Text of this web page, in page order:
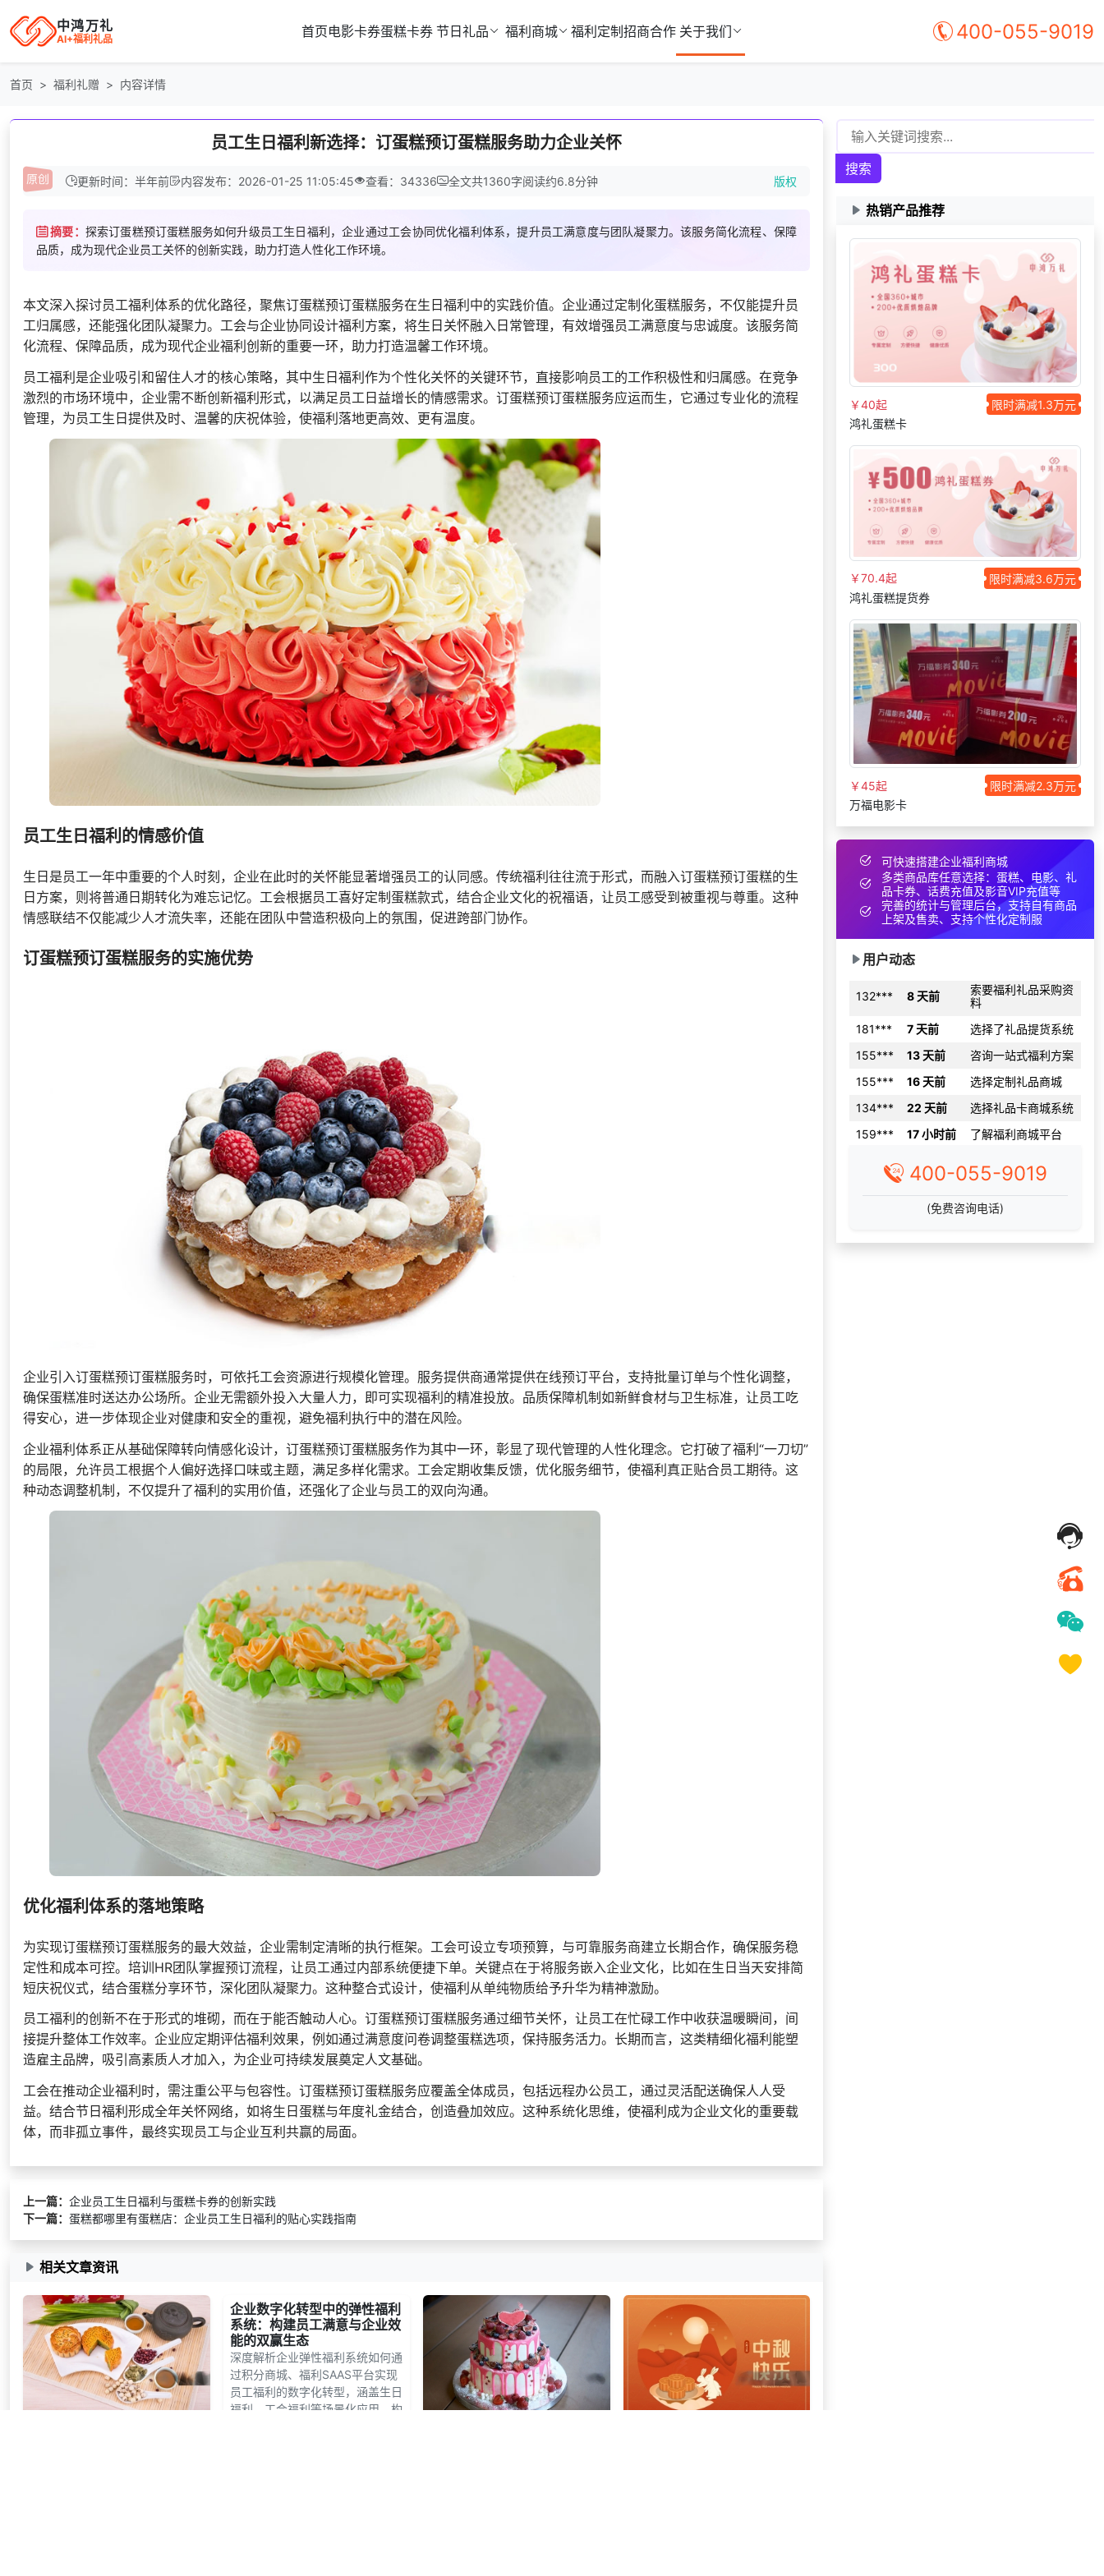
中鸿万礼
AI+福利礼品 首页电影卡券蛋糕卡券 节日礼品 福利商城 福利定制 招商合作 关于我们 400-055-9019
首页 福利礼赠 内容详情
员工生日福利新选择：订蛋糕预订蛋糕服务助力企业关怀
更新时间：半年前 内容发布：2026-01-25 11:05:45 查看：34336 全文共1360字阅读约6.8分钟 版权
摘要： 探索订蛋糕预订蛋糕服务如何升级员工生日福利，企业通过工会协同优化福利体系，提升员工满意度与团队凝聚力。该服务简化流程、保障
品质，成为现代企业员工关怀的创新实践，助力打造人性化工作环境。
本文深入探讨员工福利体系的优化路径，聚焦订蛋糕预订蛋糕服务在生日福利中的实践价值。企业通过定制化蛋糕服务，不仅能提升员
工归属感，还能强化团队凝聚力。工会与企业协同设计福利方案，将生日关怀融入日常管理，有效增强员工满意度与忠诚度。该服务简
化流程、保障品质，成为现代企业福利创新的重要一环，助力打造温馨工作环境。
员工福利是企业吸引和留住人才的核心策略，其中生日福利作为个性化关怀的关键环节，直接影响员工的工作积极性和归属感。在竞争
激烈的市场环境中，企业需不断创新福利形式，以满足员工日益增长的情感需求。订蛋糕预订蛋糕服务应运而生，它通过专业化的流程
管理，为员工生日提供及时、温馨的庆祝体验，使福利落地更高效、更有温度。
员工生日福利的情感价值
生日是员工一年中重要的个人时刻，企业在此时的关怀能显著增强员工的认同感。传统福利往往流于形式，而融入订蛋糕预订蛋糕的生
日方案，则将普通日期转化为难忘记忆。工会根据员工喜好定制蛋糕款式，结合企业文化的祝福语，让员工感受到被重视与尊重。这种
情感联结不仅能减少人才流失率，还能在团队中营造积极向上的氛围，促进跨部门协作。
订蛋糕预订蛋糕服务的实施优势
企业引入订蛋糕预订蛋糕服务时，可依托工会资源进行规模化管理。服务提供商通常提供在线预订平台，支持批量订单与个性化调整，
确保蛋糕准时送达办公场所。企业无需额外投入大量人力，即可实现福利的精准投放。品质保障机制如新鲜食材与卫生标准，让员工吃
得安心，进一步体现企业对健康和安全的重视，避免福利执行中的潜在风险。
企业福利体系正从基础保障转向情感化设计，订蛋糕预订蛋糕服务作为其中一环，彰显了现代管理的人性化理念。它打破了福利“一刀切”
的局限，允许员工根据个人偏好选择口味或主题，满足多样化需求。工会定期收集反馈，优化服务细节，使福利真正贴合员工期待。这
种动态调整机制，不仅提升了福利的实用价值，还强化了企业与员工的双向沟通。
优化福利体系的落地策略
为实现订蛋糕预订蛋糕服务的最大效益，企业需制定清晰的执行框架。工会可设立专项预算，与可靠服务商建立长期合作，确保服务稳
定性和成本可控。培训HR团队掌握预订流程，让员工通过内部系统便捷下单。关键点在于将服务嵌入企业文化，比如在生日当天安排简
短庆祝仪式，结合蛋糕分享环节，深化团队凝聚力。这种整合式设计，使福利从单纯物质给予升华为精神激励。
员工福利的创新不在于形式的堆砌，而在于能否触动人心。订蛋糕预订蛋糕服务通过细节关怀，让员工在忙碌工作中收获温暖瞬间，间
接提升整体工作效率。企业应定期评估福利效果，例如通过满意度问卷调整蛋糕选项，保持服务活力。长期而言，这类精细化福利能塑
造雇主品牌，吸引高素质人才加入，为企业可持续发展奠定人文基础。
工会在推动企业福利时，需注重公平与包容性。订蛋糕预订蛋糕服务应覆盖全体成员，包括远程办公员工，通过灵活配送确保人人受
益。结合节日福利形成全年关怀网络，如将生日蛋糕与年度礼金结合，创造叠加效应。这种系统化思维，使福利成为企业文化的重要载
体，而非孤立事件，最终实现员工与企业互利共赢的局面。
上一篇： 企业员工生日福利与蛋糕卡券的创新实践
下一篇： 蛋糕都哪里有蛋糕店：企业员工生日福利的贴心实践指南
相关文章资讯
企业数字化转型中的弹性福利
系统：构建员工满意与企业效
能的双赢生态
深度解析企业弹性福利系统如何通
过积分商城、福利SAAS平台实现
员工福利的数字化转型，涵盖生日
福利、工会福利等场景化应用，构
搜索
热销产品推荐
￥40起
限时满减1.3万元
鸿礼蛋糕卡
￥70.4起
限时满减3.6万元
鸿礼蛋糕提货券
￥45起
限时满减2.3万元
万福电影卡
可快速搭建企业福利商城
多类商品库任意选择：蛋糕、电影、礼
品卡券、话费充值及影音VIP充值等
完善的统计与管理后台，支持自有商品
上架及售卖、支持个性化定制服
用户动态
132*** 8 天前
索要福利礼品采购资
181***
7 天前
选择了礼品提货系统
咨询一站式福利方案
155***
16 天前
134***
22 天前
选择礼品卡商城系统
159***
17 小时前
了解福利商城平台
147***
3 天前
选择工会福利系统
139***
6 天前
选择礼品卡券系统
199***
29 天前
选择了企业福利系统
171***
7 天前
咨询供应商礼品
139***
咨询一站式福利方案
173***
133***
18 小时前 选择了企业福利系统
130*** 10 天前
索要福利礼品采购资
料
146***
23 天前 了解礼品代发系统
13 天前
咨询积分兑换商城开
发
132*** 8 天前
181***
7 天前
选择了礼品提货系统
155***
13 天前
咨询一站式福利方案
155***
16 天前
选择定制礼品商城
134***
22 天前
选择礼品卡商城系统
159***
17 小时前
了解福利商城平台
147***
3 天前
选择工会福利系统
199***
29 天前
选择了企业福利系统
7 天前
咨询供应商礼品
索要福利礼品采购资
155***
16 天前
134***
159***
147***
3 天前
139***
6 天前
选择礼品卡券系统
199***
29 天前
选择了企业福利系统
171***
7 天前
咨询供应商礼品
咨询一站式福利方案
173***
6 天前
选择礼品卡券系统
133***
选择了企业福利系统
130***
索要福利礼品采购资
189*** 13 天前
咨询积分兑换商城开
发
400-055-9019
(免费咨询电话)